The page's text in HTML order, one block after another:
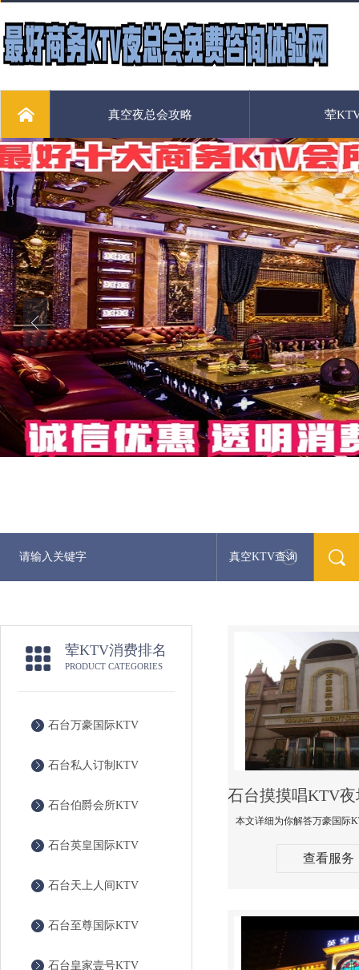
真空夜总会攻略 荤
真空KTV查询
荤KTV消费排名
PRODUCT CATEGORIES
石台万豪国际KTV
石台私人订制KTV
石台伯爵会所KTV
石台英皇国际KTV
石台天上人间KTV
石台至尊国际KTV
石台皇家壹号KTV
查看服务